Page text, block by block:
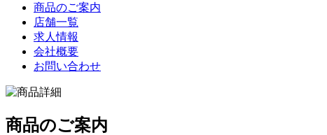
商品のご案内
店舗一覧
求人情報
会社概要
お問い合わせ
商品のご案内